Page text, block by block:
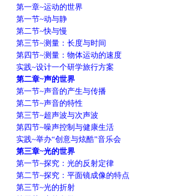
第一章~运动的世界
第一节~动与静
第二节~快与慢
第三节~测量：长度与时间
第四节~测量：物体运动的速度
实践~设计一个研学旅行方案
第二章~声的世界
第一节~声音的产生与传播
第二节~声音的特性
第三节~超声波与次声波
第四节~噪声控制与健康生活
实践~举办“创意与炫酷”音乐会
第三章~光的世界
第一节~探究：光的反射定律
第二节~探究：平面镜成像的特点
第三节~光的折射